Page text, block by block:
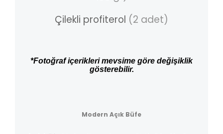
Çilekli profiterol (2 adet)
*Fotoğraf içerikleri mevsime göre değişiklik
gösterebilir.
Modern Açık Büfe